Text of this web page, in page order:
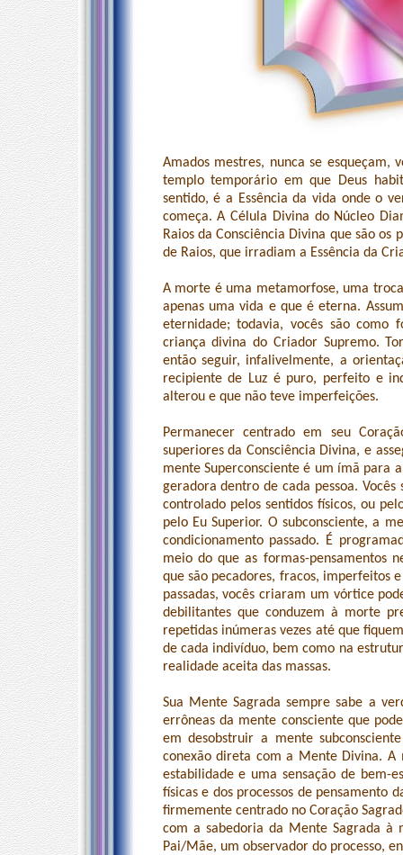
Amados mestres, nunca se
templo temporário em que Deus
sentido, é a Essência da vida onde o
começa. A Célula Divina do Núcleo
Raios da Consciência Divina que são
de Raios, que irradiam a Essência da
A morte é uma metamorfose, uma
apenas uma vida e que é eterna.
eternidade; todavia, vocês são como
criança divina do Criador Supremo.
então seguir, infalivelmente, a
recipiente de Luz é puro, perfeito e
alterou e que não teve imperfeições.
Permanecer centrado em seu
superiores da Consciência Divina, e
mente Superconsciente é um ímã para
geradora dentro de cada pessoa.
controlado pelos sentidos físicos, ou
pelo Eu Superior. O subconsciente, a
condicionamento passado. É
meio do que as formas-pensamentos
que são pecadores, fracos, imperfeitos
passadas, vocês criaram um vórtice
debilitantes que conduzem à morte
repetidas inúmeras vezes até que
de cada indivíduo, bem como na
realidade aceita das massas.
Sua Mente Sagrada sempre sabe a
errôneas da mente consciente que
em desobstruir a mente
conexão direta com a Mente Divina. A
estabilidade e uma sensação de bem-
físicas e dos processos de pensamento
firmemente centrado no Coração
com a sabedoria da Mente Sagrada à
Pai/Mãe, um observador do processo,